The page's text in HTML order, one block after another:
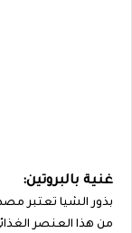
غنية بالبروتين:
بذور الشيا تعتبر
من هذا العنصر